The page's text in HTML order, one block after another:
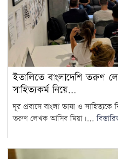
ইতালিতে বাংলাদেশি তরুণ
সাহিত্যকর্ম নিয়ে…
দূর প্রবাসে বাংলা ভাষা ও সাহিত্যকে
তরুণ লেখক আসিব মিয়া।...